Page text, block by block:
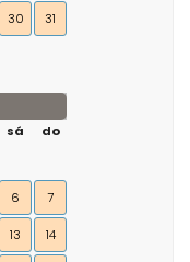
30 31
sá do
6 7
13 14